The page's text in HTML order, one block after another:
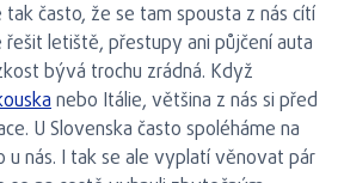
často, že se tam spousta z nás cítí
letiště, přestupy ani půjčení auta
bývá trochu zrádná. Když
nebo Itálie, většina z nás si před
U Slovenska často spoléháme na
nás. I tak se ale vyplatí věnovat pár